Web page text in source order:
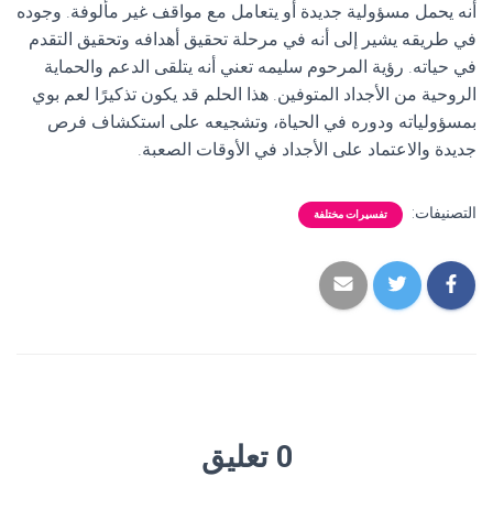
أنه يحمل مسؤولية جديدة أو يتعامل مع مواقف غير مألوفة. وجوده
في طريقه يشير إلى أنه في مرحلة تحقيق أهدافه وتحقيق التقدم
في حياته. رؤية المرحوم سليمه تعني أنه يتلقى الدعم والحماية
الروحية من الأجداد المتوفين. هذا الحلم قد يكون تذكيرًا لعم بوي
بمسؤولياته ودوره في الحياة، وتشجيعه على استكشاف فرص
جديدة والاعتماد على الأجداد في الأوقات الصعبة.
التصنيفات: تفسيرات مختلفة
0 تعليق